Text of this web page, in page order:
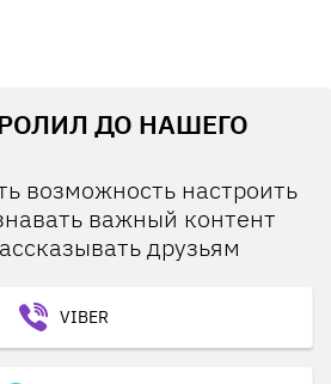
ДО НАШЕГО
возможность настроить
важный контент
друзьям
VIBER